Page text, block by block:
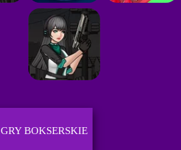
GRY BOKSERSKIE